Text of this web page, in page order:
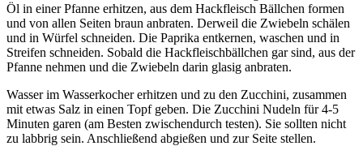
Öl in einer Pfanne erhitzen, aus dem Hackfleisch Bällchen formen
und von allen Seiten braun anbraten. Derweil die Zwiebeln schälen
und in Würfel schneiden. Die Paprika entkernen, waschen und in
Streifen schneiden. Sobald die Hackfleischbällchen gar sind, aus der
Pfanne nehmen und die Zwiebeln darin glasig anbraten.
Wasser im Wasserkocher erhitzen und zu den Zucchini, zusammen
mit etwas Salz in einen Topf geben. Die Zucchini Nudeln für 4-5
Minuten garen (am Besten zwischendurch testen). Sie sollten nicht
zu labbrig sein. Anschließend abgießen und zur Seite stellen.